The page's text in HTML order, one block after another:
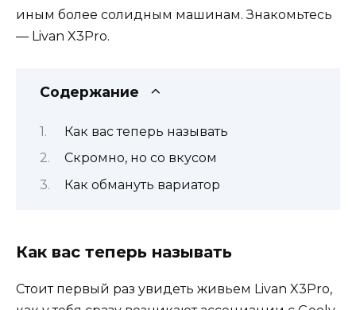
иным более солидным машинам. Знакомьтесь
— Livan X3Pro.
Содержание
Как вас теперь называть
Скромно, но со вкусом
Как обмануть вариатор
Как вас теперь называть
Стоит первый раз увидеть живьем Livan X3Pro,